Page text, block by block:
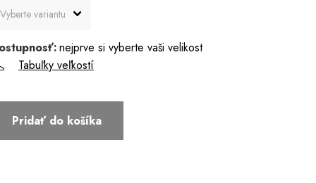
nejprve si vyberte vaši velikost
Tabuľky veľkostí
Pridať do košíka